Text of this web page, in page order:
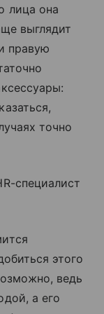
лица она
выглядит
правую
точно
специалист
этого
ведь
а его